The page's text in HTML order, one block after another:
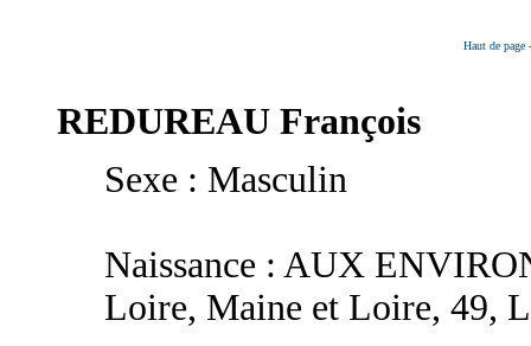
Haut de page
REDUREAU François
Sexe : Masculin
Naissance : AUX
Loire, Maine et Loire, 49,